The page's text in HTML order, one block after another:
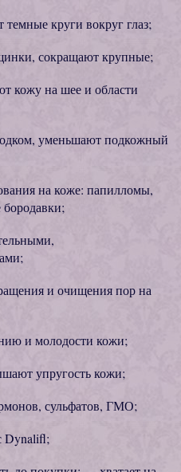
круги вокруг глаз;
сокращают крупные;
кожу на шее и области
уменьшают подкожный
на коже: папилломы,
и очищения пор на
и молодости кожи;
упругость кожи;
сульфатов, ГМО;
Dynalifl;